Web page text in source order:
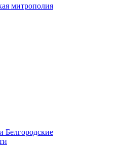
Белгородские